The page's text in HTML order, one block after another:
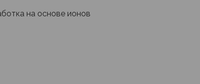
на основе ионов